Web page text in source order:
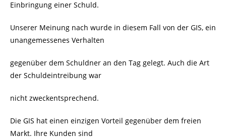
Einbringung einer Schuld.
Unserer Meinung nach wurde in diesem Fall von der GIS, ein
unangemessenes Verhalten
gegenüber dem Schuldner an den Tag gelegt. Auch die Art
der Schuldeintreibung war
nicht zweckentsprechend.
Die GIS hat einen einzigen Vorteil gegenüber dem freien
Markt. Ihre Kunden sind